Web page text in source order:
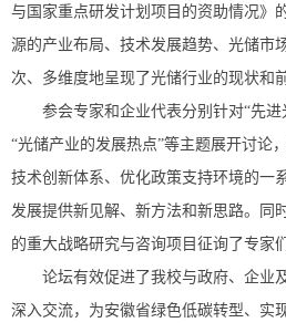
与国家重点研发计划项目的资助情况》
源的产业布局、技术发展趋势、光储市
次、多维度地呈现了光储行业的现状和
参会专家和企业代表分别针对“先
“光储产业的发展热点”等主题展开讨论
技术创新体系、优化政策支持环境的一
发展提供新见解、新方法和新思路。同
的重大战略研究与咨询项目征询了专家
论坛有效促进了我校与政府、企业
深入交流，为安徽省绿色低碳转型、实